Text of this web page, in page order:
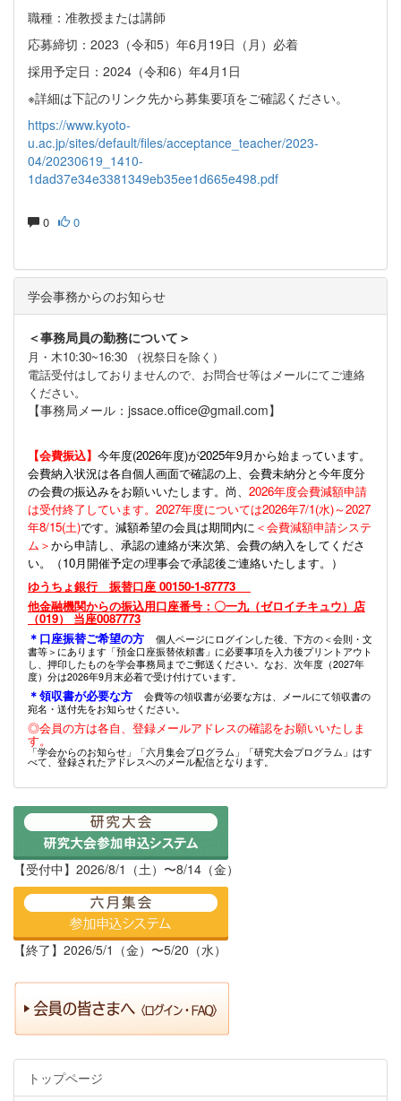
職種：准教授または講師
応募締切：2023（令和5）年6月19日（月）必着
採用予定日：2024（令和6）年4月1日
※詳細は下記のリンク先から募集要項をご確認ください。
https://www.kyoto-
u.ac.jp/sites/default/files/acceptance_teacher/2023-
04/20230619_1410-
1dad37e34e3381349eb35ee1d665e498.pdf
0 0
学会事務からのお知らせ
＜事務局員の勤務について＞
月・木10:30~16:30 （祝祭日を除く）
電話受付はしておりませんので、お問合せ等はメールにてご連絡
ください。
【事務局メール：jssace.office@gmail.com】
【会費振込】 今年度(2026年度)が2025年9月から始まっています。
会費納入状況は各自個人画面で確認の上、会費未納分と今年度分
の会費の振込みをお願いいたします。尚、 2026年度会費減額申請
は受付終了しています。2027年度については2026年7/1(水)～2027
年8/15(土)です。減額希望の会員は期間内に ＜会費減額申請システ
ム＞から申請し、承認の連絡が来次第、会費の納入をしてくださ
い。（10月開催予定の理事会で承認後ご連絡いたします。）
ゆうちょ銀行 振替口座 00150-1-87773
他金融機関からの振込用口座番号：〇一九（ゼロイチキュウ）店
（019） 当座0087773
＊口座振替ご希望の方
個人ページにログインした後、下方の＜会則・文
書等＞にあります「預金口座振替依頼書」に必要事項を入力後プリントアウト
し、押印したものを学会事務局までご郵送ください。なお、次年度（2027年
度）分は2026年9月末必着で受け付けています。
＊領収書が必要な方
会費等の領収書が必要な方は、メールにて領収書の
宛名・送付先をお知らせください。
◎会員の方は各自、登録メールアドレスの確認をお願いいたしま
す。
「学会からのお知らせ」「六月集会プログラム」「研究大会プログラム」はす
べて、登録されたアドレスへのメール配信となります。
【受付中】2026/8/1（土）〜8/14（金）
【終了】2026/5/1（金）〜5/20（水）
トップページ